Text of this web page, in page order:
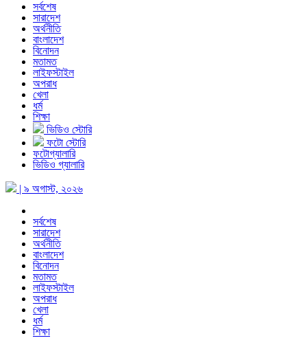
সর্বশেষ
সারাদেশ
অর্থনীতি
বাংলাদেশ
বিনোদন
মতামত
লাইফস্টাইল
অপরাধ
খেলা
ধর্ম
শিক্ষা
ভিডিও স্টোরি
ফটো স্টোরি
ফটোগ্যালারি
ভিডিও গ্যালারি
| ৯ অগাস্ট, ২০২৬
সর্বশেষ
সারাদেশ
অর্থনীতি
বাংলাদেশ
বিনোদন
মতামত
লাইফস্টাইল
অপরাধ
খেলা
ধর্ম
শিক্ষা